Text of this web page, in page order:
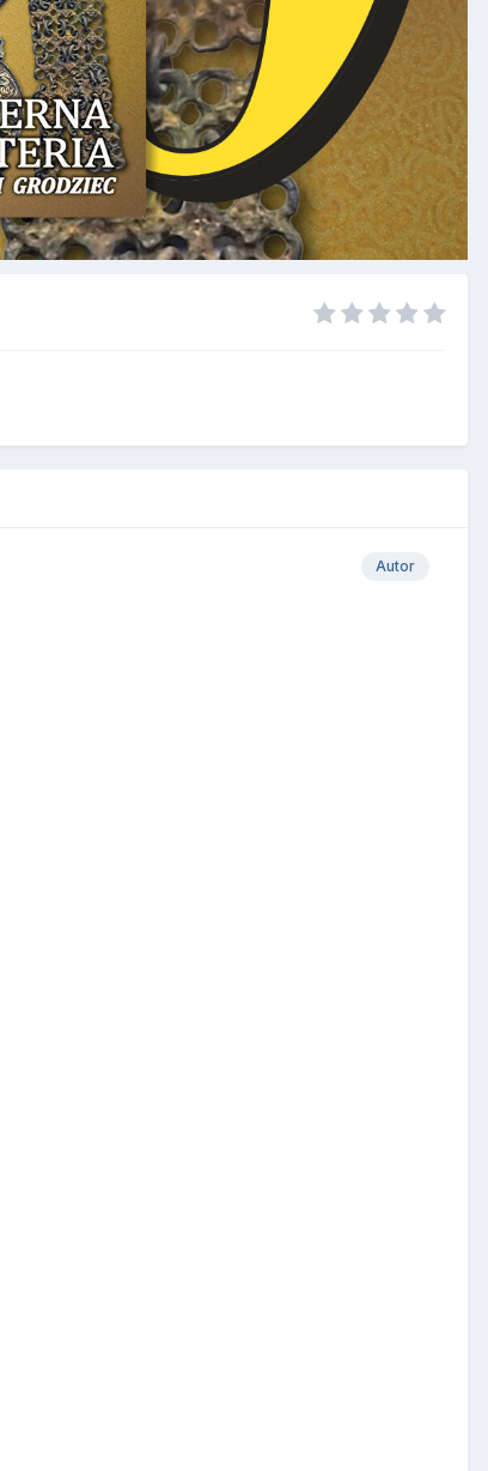
Autor